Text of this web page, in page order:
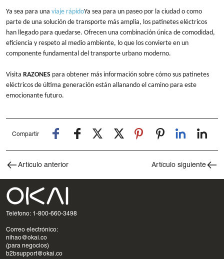
Ya sea para una viaje rápidoYa sea para un paseo por la ciudad o como
parte de una solución de transporte más amplia, los patinetes eléctricos
han llegado para quedarse. Ofrecen una combinación única de comodidad,
eficiencia y respeto al medio ambiente, lo que los convierte en un
componente fundamental del transporte urbano moderno.
Visita RAZONES para obtener más información sobre cómo sus patinetes
eléctricos de última generación están allanando el camino para este
emocionante futuro.
Compartir
Artículo anterior Artículo siguiente
Teléfono: 1-800-660-3498
Correo electrónico:
nihao@okai.co
(para negocios)
b2bsupport@okai.co